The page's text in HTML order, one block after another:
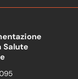
Salute